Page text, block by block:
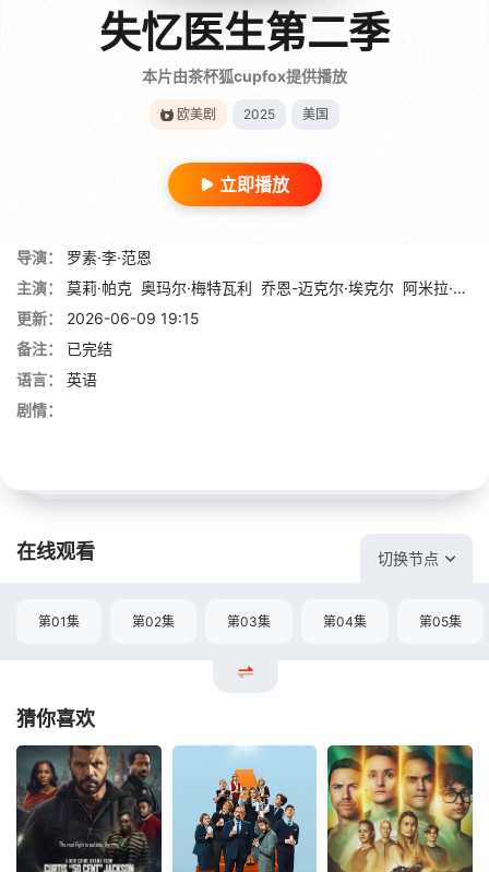
失忆医生第二季
本片由茶杯狐cupfox提供播放
欧美剧 2025 美国
立即播放
导演：
罗素·李·范恩
主演：
莫莉·帕克 奥玛尔·梅特瓦利 乔恩-迈克尔·埃克尔 阿米拉·万恩
更新：
2026-06-09 19:15
备注：
已完结
语言：
英语
剧情：
在线观看 切换节点
第01集 第02集 第03集 第04集 第05集
猜你喜欢